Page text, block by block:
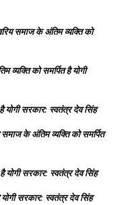
समाज के अंतिम व्यक्ति को
व्यक्ति को समर्पित है योगी
योगी सरकार: स्वतंत्र देव सिंह
समाज के अंतिम व्यक्ति को समर्पित
योगी सरकार: स्वतंत्र देव सिंह
सरकार: स्वतंत्र देव सिंह